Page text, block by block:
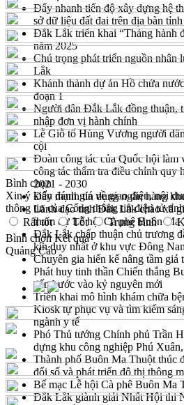
Đẩy nhanh tiến độ xây dựng hệ
sở dữ liệu đất đai trên địa bàn
Đắk Lắk triển khai “Tháng hành
năm 2025
Chú trọng phát triển nguồn nhân
Lắk
Khánh thành dự án Hồ chứa
đoạn 1
Người dân Đắk Lắk đồng thuận,
nhập đơn vị hành chính
Lễ Giỗ tổ Hùng Vương người
cội
Đoàn công tác của Quốc hội
công tác thẩm tra điều chỉnh quy
2021 - 2030
Đẩy mạnh tín dụng ngân hàng
Lãnh đạo tỉnh Đắk Lắk chào xã
tham dự Lễ hội Cà phê Buôn Ma
Đắk Lắk chấp thuận chủ trương
kín duy nhất ở khu vực Đông
Chuyên gia hiến kế nâng tầm giá
Phát huy tinh thần Chiến thắng
tiến bước vào kỷ nguyên mới
Triển khai mô hình khám chữa
Kiosk tự phục vụ và tìm kiếm
ngành y tế
Phó Thủ tướng Chính phủ Trần
dựng khu công nghiệp Phú
Thành phố Buôn Ma Thuột thúc
đổi số và phát triển đô thị thông
Bế mạc Lễ hội Cà phê Buôn Ma
Đắk Lắk giành giải Nhất Hội thi
Bình chọn
Xin ý kiến đánh giá về giao diện, nội
thông tin của Cổng thông tin điện tử tỉnh
Rất tốt
Tốt Trung bình
Bình chọnKết quả
Quảng Cáo